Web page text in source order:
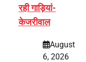
रही गाड़ियां-
केजरीवाल
August
6, 2026